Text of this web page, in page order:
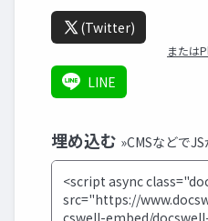
(Twitter)
または
LINE
埋め込む »CMSなどで